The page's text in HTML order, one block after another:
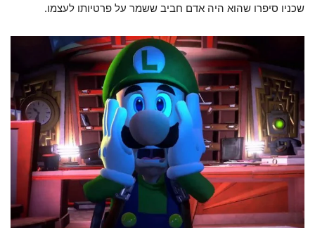
שכניו סיפרו שהוא היה אדם חביב ששמר על פרטיותו לעצמו.